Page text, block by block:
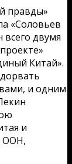
правды»
«Соловьев
всего двумя
Китай».
и одним
и
ООН,